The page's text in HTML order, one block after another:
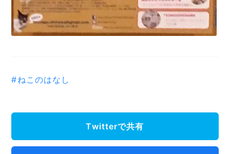
#ねこのはなし
Twitterで共有